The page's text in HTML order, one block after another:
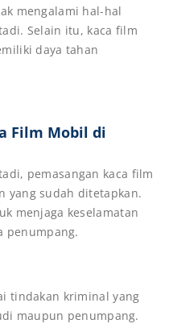
mengalami hal-hal
Selain itu, kaca film
daya tahan
Film Mobil di
pemasangan kaca film
yang sudah ditetapkan.
menjaga keselamatan
penumpang.
tindakan kriminal yang
maupun penumpang.